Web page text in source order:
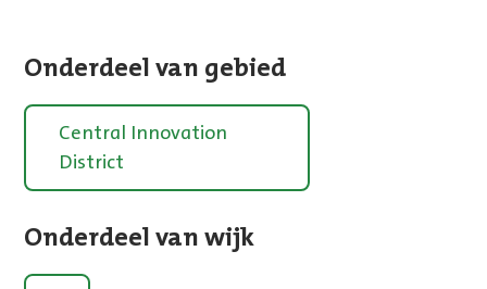
Onderdeel van gebied
Central Innovation
District
Onderdeel van wijk